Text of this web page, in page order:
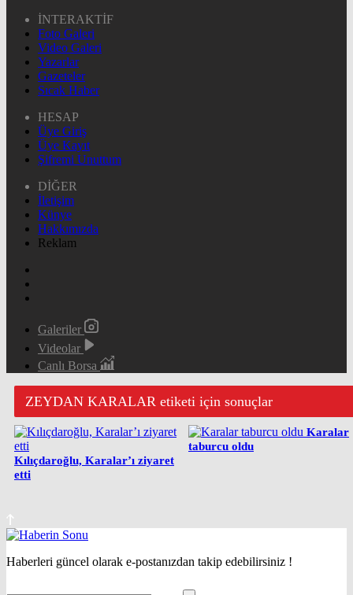
İNTERAKTİF
Foto Galeri
Video Galeri
Yazarlar
Gazeteler
Sıcak Haber
HESAP
Üye Giriş
Üye Kayıt
Şifremi Unuttum
DİĞER
İletişim
Künye
Hakkımızda
Reklam
Galeriler
Videolar
Canlı Borsa
ZEYDAN KARALAR etiketi için sonuçlar
Kılıçdaroğlu, Karalar’ı ziyaret
etti
Karalar
taburcu oldu
Haberleri güncel olarak e-postanızdan takip edebilirsiniz !